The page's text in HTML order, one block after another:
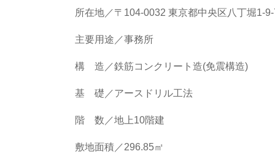
所在地／〒104-0032 東京都中央区八丁堀1-
主要用途／事務所
構 造／鉄筋コンクリート造(免震構造)
基 礎／アースドリル工法
階 数／地上10階建
敷地面積／296.85㎡